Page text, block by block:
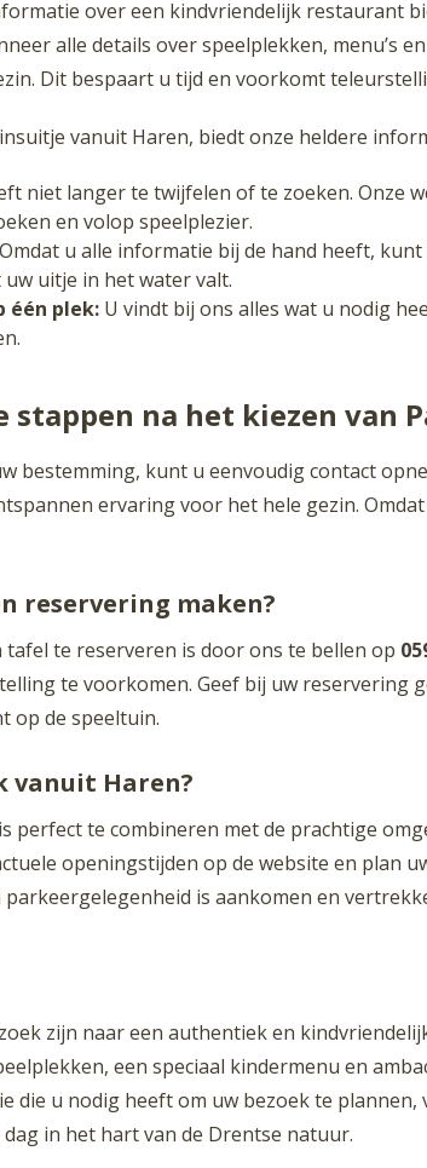
over een kindvriendelijk restaurant
alle details over speelplekken, menu’s
Dit bespaart u tijd en voorkomt
vanuit Haren, biedt onze heldere
niet langer te twijfelen of te zoeken. Onze
en volop speelplezier.
Omdat u alle informatie bij de hand heeft,
uitje in het water valt.
één plek: U vindt bij ons alles wat u nodig
stappen na het kiezen van
bestemming, kunt u eenvoudig contact
ervaring voor het hele gezin.
reservering maken?
te reserveren is door ons te bellen op
te voorkomen. Geef bij uw reservering
op de speeltuin.
vanuit Haren?
perfect te combineren met de prachtige
openingstijden op de website en plan
is aankomen en
zijn naar een authentiek en
een speciaal kindermenu en
die u nodig heeft om uw bezoek te
in het hart van de Drentse natuur.